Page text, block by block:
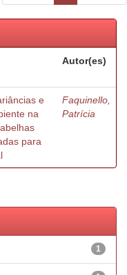
Autor(es)
e
na
para
Faquinello,
Patrícia
1